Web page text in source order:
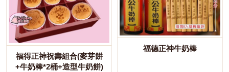
福得正神祝壽組合(麥芽餅
+牛奶棒*2桶+造型牛奶餅)
福德正神牛奶棒